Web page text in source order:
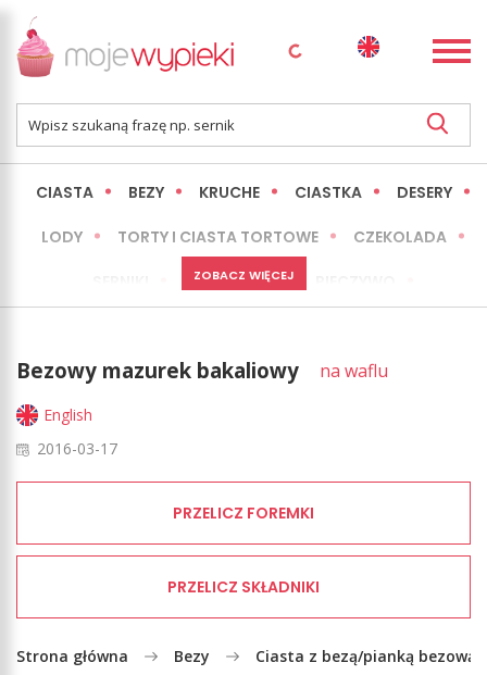
CIASTA BEZY KRUCHE CIASTKA DESERY
LODY TORTY I CIASTA TORTOWE CZEKOLADA
MINI WYPIEKI
LŻEJSZE / ZDROWSZE INNE
ZOBACZ WIĘCEJ
Bezowy mazurek bakaliowy na waflu
English
2016-03-17
PRZELICZ FOREMKI
PRZELICZ SKŁADNIKI
Strona główna Bezy Ciasta z bezą/pianką bezową